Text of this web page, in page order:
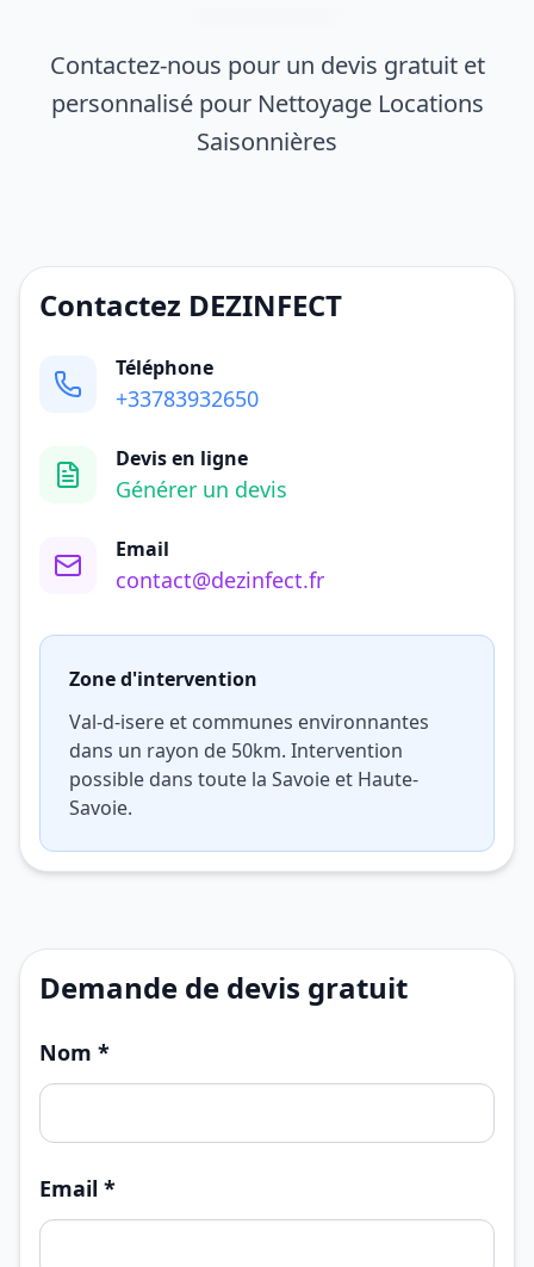
Contactez-nous pour un devis gratuit et
personnalisé pour Nettoyage Locations
Saisonnières
Contactez DEZINFECT
Téléphone
+33783932650
Devis en ligne
Générer un devis
Email
contact@dezinfect.fr
Zone d'intervention
Val-d-isere et communes environnantes
dans un rayon de 50km. Intervention
possible dans toute la Savoie et Haute-
Savoie.
Demande de devis gratuit
Nom *
Email *